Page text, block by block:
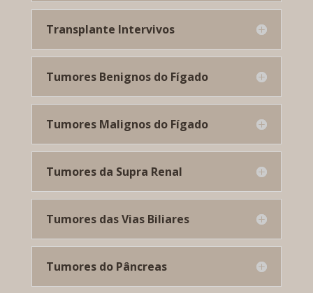
Transplante Intervivos
Tumores Benignos do Fígado
Tumores Malignos do Fígado
Tumores da Supra Renal
Tumores das Vias Biliares
Tumores do Pâncreas